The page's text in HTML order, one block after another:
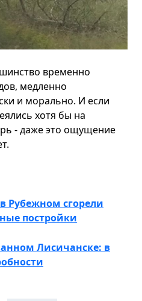
временно
медленно
и морально. И если
хотя бы на
- даже это ощущение
Рубежном сгорели
постройки
Лисичанске: в